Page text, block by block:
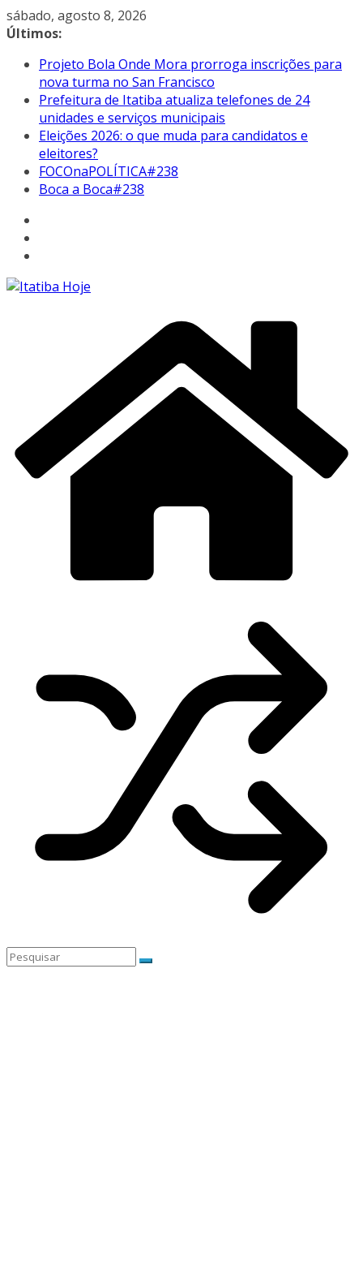
Pular
para
conteúdo
sábado, agosto 8, 2026
Últimos:
Projeto Bola Onde Mora prorroga inscrições para
nova turma no San Francisco
Prefeitura de Itatiba atualiza telefones de 24
unidades e serviços municipais
Eleições 2026: o que muda para candidatos e
eleitores?
FOCOnaPOLÍTICA#238
Boca a Boca#238